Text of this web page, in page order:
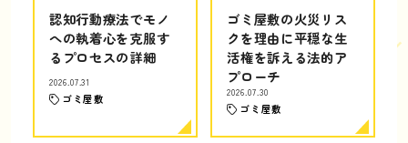
認知行動療法でモノ
への執着心を克服す
るプロセスの詳細
2026.07.31
ゴミ屋敷
ゴミ屋敷の火災リス
クを理由に平穏な生
活権を訴える法的ア
プローチ
2026.07.30
ゴミ屋敷